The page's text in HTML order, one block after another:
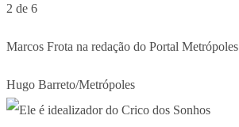
2 de 6
Marcos Frota na redação do Portal Metrópoles
Hugo Barreto/Metrópoles